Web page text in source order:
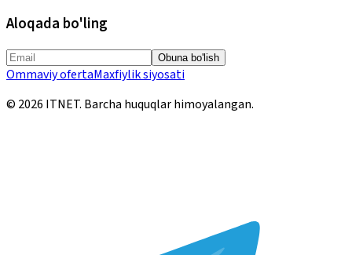
Aloqada bo'ling
Obuna bo'lish
Ommaviy ofertaMaxfiylik siyosati
© 2026 ITNET. Barcha huquqlar himoyalangan.